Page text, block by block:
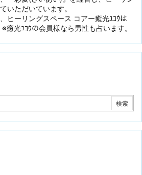
いただいています。
ヒーリングスペース コアー癒光ﾕｺｳは
癒光ﾕｺｳの会員様なら男性も占います。